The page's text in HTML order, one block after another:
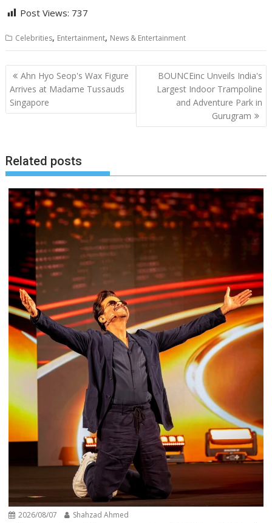
Post Views: 737
Celebrities, Entertainment, News & Entertainment
Post
navigation
Ahn Hyo Seop's Wax Figure
Arrives at Madame Tussauds
Singapore
BOUNCEinc Unveils India's
Largest Indoor Trampoline
and Adventure Park in
Gurugram
Related posts
2026/08/07 Shahzad Ahmed